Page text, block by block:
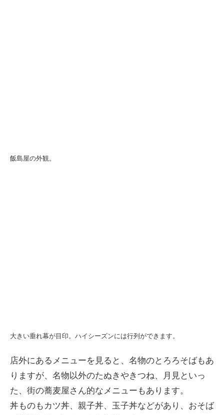
飯島屋の外観。
大きい垂れ幕が目印。ハイシーズンには行列ができます。
店外にあるメニューを見ると、名物のとろろそばもあ
りますが、名物以外のたぬきやきつね、月見といっ
た、街の蕎麦屋さん的なメニューもあります。
丼ものもカツ丼、親子丼、玉子丼などがあり、おそば